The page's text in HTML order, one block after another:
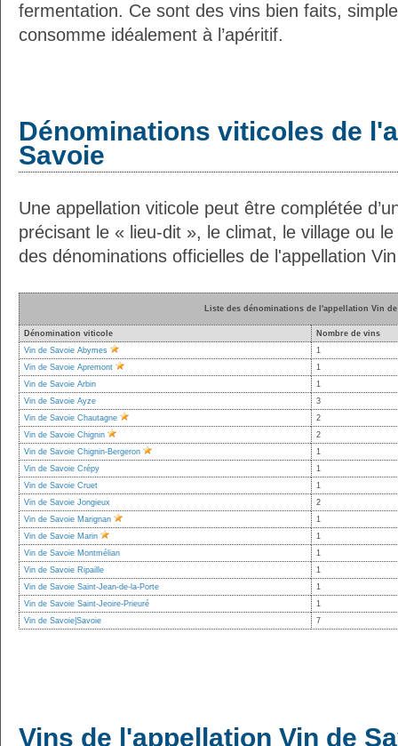
fermentation. Ce sont des vins bien faits,
consomme idéalement à l’apéritif.
Dénominations viticoles de
Savoie
Une appellation viticole peut être complétée
précisant le « lieu-dit », le climat, le village ou
des dénominations officielles de l'appellation
Liste des dénominations de l'appellation Vin de
Dénomination viticole
Nombre de vins
Vin de Savoie Abymes
1
Vin de Savoie Apremont
1
Vin de Savoie Arbin
1
Vin de Savoie Ayze
3
Vin de Savoie Chautagne
2
Vin de Savoie Chignin
2
Vin de Savoie Chignin-Bergeron
1
Vin de Savoie Crépy
1
Vin de Savoie Cruet
1
Vin de Savoie Jongieux
2
Vin de Savoie Marignan
1
Vin de Savoie Marin
1
Vin de Savoie Montmélian
1
Vin de Savoie Ripaille
1
Vin de Savoie Saint-Jean-de-la-Porte
1
Vin de Savoie Saint-Jeoire-Prieuré
1
Vin de Savoie|Savoie
7
Vins de l'appellation Vin de